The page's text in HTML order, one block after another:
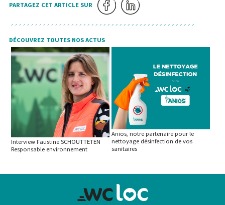
PARTAGEZ CET ARTICLE SUR
DÉCOUVREZ TOUTES NOS ACTUS
Interview Faustine SCHOUTTETEN
Responsable environnement
Anios, notre partenaire pour le
nettoyage désinfection de vos
sanitaires